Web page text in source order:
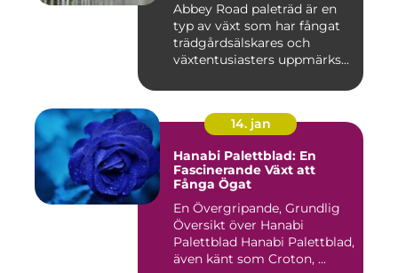
Abbey Road paleträd är en
typ av växt som har fångat
trädgårdsälskares och
växtentusiasters uppmärks...
14. jan
Hanabi Palettblad: En
Fascinerande Växt att
Fånga Ögat
En Övergripande, Grundlig
Översikt över Hanabi
Palettblad Hanabi Palettblad,
även känt som Croton, ...